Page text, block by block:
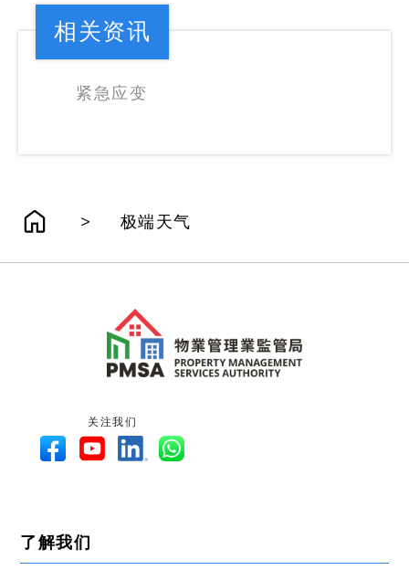
紧急应变
相关资讯
> 极端天气
关注我们
了解我们